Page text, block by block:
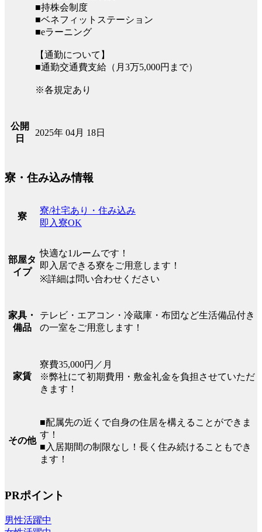
■持株会制度
■ベネフィットステーション
■eラーニング
【通勤について】
■通勤交通費支給（月3万5,000円まで）
※各規定あり
公開
日
2025年 04月 18日
寮・住み込み情報
寮
寮/社宅あり・住み込み
即入寮OK
部屋タ
イプ
快適な1ルームです！
即入居できる寮をご用意します！
※詳細は問い合わせください
家具・
備品
テレビ・エアコン・冷蔵庫・布団など生活備品付き
の一室をご用意します！
家賃
寮費35,000円／月
※弊社にて初期費用・敷金礼金を負担させていただ
きます！
その他
■配属先の近くで自身の住居を構えることができま
す！
■入居期間の制限なし！長く住み続けることもでき
ます！
PRポイント
男性活躍中